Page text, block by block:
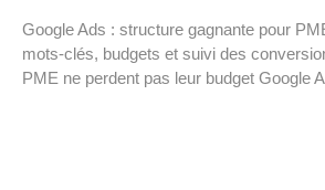
Google Ads : structure gagnante pour
mots-clés, budgets et suivi des
PME ne perdent pas leur budget Google